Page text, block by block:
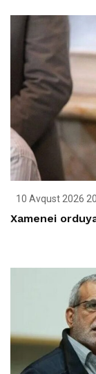
10 Avqust 2026
Xamenei